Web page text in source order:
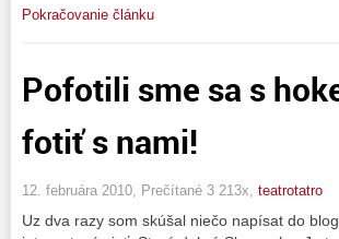
Pokračovanie článku
Pofotili sme sa s
fotiť s nami!
12. februára 2010, Prečítané 3 213x, teatrotatro
Uz dva razy som skúšal niečo napísat do